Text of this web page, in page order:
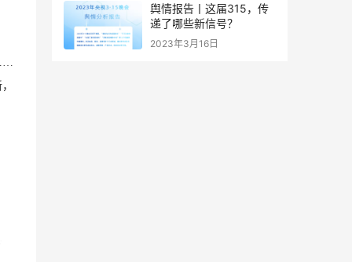
舆情报告丨这届315，传
递了哪些新信号？
2023年3月16日